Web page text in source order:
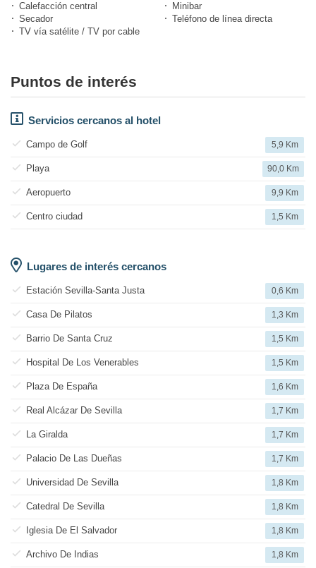
Calefacción central
Minibar
Secador
Teléfono de línea directa
TV vía satélite / TV por cable
Puntos de interés
Servicios cercanos al hotel
Campo de Golf 5,9 Km
Playa 90,0 Km
Aeropuerto 9,9 Km
Centro ciudad 1,5 Km
Lugares de interés cercanos
Estación Sevilla-Santa Justa 0,6 Km
Casa De Pilatos 1,3 Km
Barrio De Santa Cruz 1,5 Km
Hospital De Los Venerables 1,5 Km
Plaza De España 1,6 Km
Real Alcázar De Sevilla 1,7 Km
La Giralda 1,7 Km
Palacio De Las Dueñas 1,7 Km
Universidad De Sevilla 1,8 Km
Catedral De Sevilla 1,8 Km
Iglesia De El Salvador 1,8 Km
Archivo De Indias 1,8 Km